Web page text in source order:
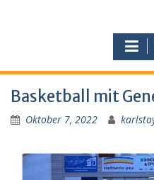
Basketball mit
Oktober 7, 2022